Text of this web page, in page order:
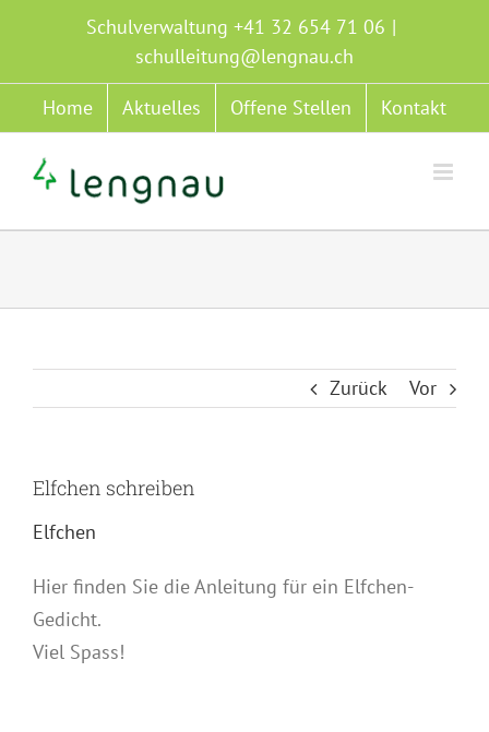
springen
Schulverwaltung +41 32 654 71 06 |
schulleitung@lengnau.ch
Home Aktuelles Offene Stellen Kontakt
Zurück Vor
Elfchen schreiben
Elfchen
Hier finden Sie die Anleitung für ein Elfchen-
Gedicht.
Viel Spass!